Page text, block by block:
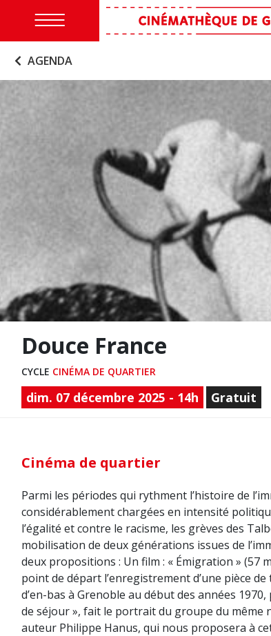
AGENDA
Douce France
CYCLE CINÉMA DE QUARTIER
dim. 07 décembre 2025 - 14h Gratuit
Cinéma de quartier
Parmi les périodes qui rythment l’histoire de
considérablement chargées en intensité
l’égalité et contre le racisme, les grèves des
mobilisation de deux générations issues de
deux propositions : Un film : « Émigration » (57
point de départ l’enregistrement d’une pièce
d’en-bas à Grenoble au début des années
de séjour », fait le portrait du groupe du même
auteur Philippe Hanus, qui nous proposera à